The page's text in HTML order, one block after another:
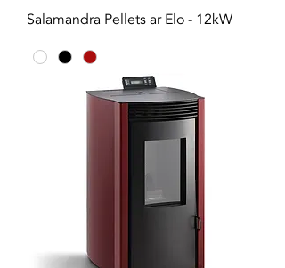
Salamandra Pellets ar Elo - 12kW